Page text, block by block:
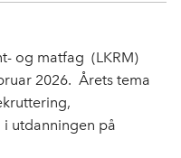
e
b
k
e
n
o
s
og matfag (LKRM)
2026. Årets tema
utdanningen på